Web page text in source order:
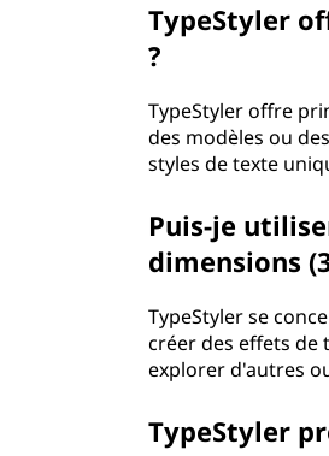
TypeStyler
?
TypeStyler offre
des modèles ou
styles de texte
Puis-je
dimensions
TypeStyler se
créer des effets de
explorer d'autres
TypeStyler